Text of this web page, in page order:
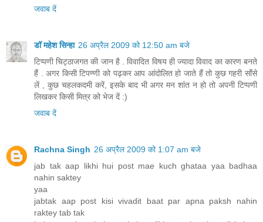
जवाब दें
डॉ महेश सिन्हा 26 अप्रैल 2009 को 12:50 am बजे
टिप्पणी चिट्ठाजगत की जान है . विवादित विषय ही ज्यादा विवाद का कारण बनते
हैं . अगर किसी टिपण्णी को पढ़कर आप आंदोलित हो जाते हैं तो कुछ गहरी साँसे
लें , कुछ चहलकदमी करें, इसके बाद भी अगर मन शांत न हो तो अपनी टिप्पणी
लिखकर किसी मित्र को भेज दें :)
जवाब दें
Rachna Singh 26 अप्रैल 2009 को 1:07 am बजे
jab tak aap likhi hui post mae kuch ghataa yaa badhaa
nahin saktey
yaa
jabtak aap post kisi vivadit baat par apna paksh nahin
raktey tab tak